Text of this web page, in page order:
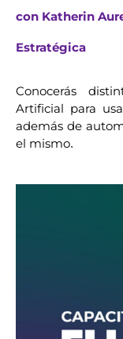
con Katherin
Estratégica
Conocerás
Artificial para
además de
el mismo.